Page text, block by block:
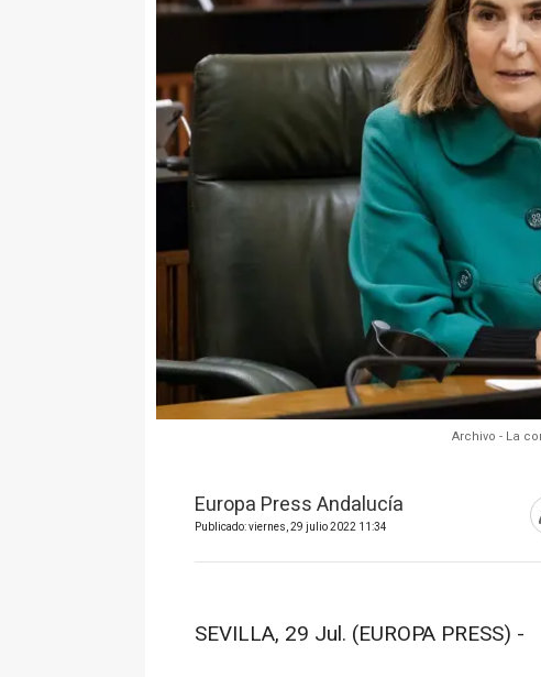
Archivo - La
Europa Press Andalucía
Publicado: viernes, 29 julio 2022 11:34
SEVILLA, 29 Jul. (EUROPA PRESS) -